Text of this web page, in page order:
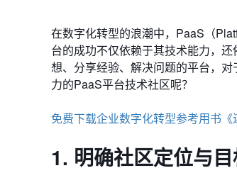
在数字化转型的浪潮中，PaaS（
台的成功不仅依赖于其技术能力，
想、分享经验、解决问题的平台，
力的PaaS平台技术社区呢？
免费下载企业数字化转型参考用书《
1. 明确社区定位与